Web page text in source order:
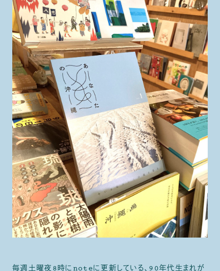
毎週土曜夜8時にnoteに更新している、90年代生まれが